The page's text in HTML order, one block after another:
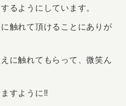
るようにしています。
触れて頂けることにありが
に触れてもらって、微笑ん
すように‼